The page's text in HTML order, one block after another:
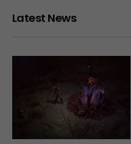
Latest News